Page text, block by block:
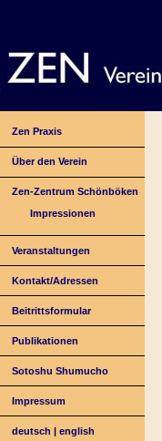
Zen Praxis
Über den Verein
Zen-Zentrum Schönböken
Impressionen
Veranstaltungen
Kontakt/Adressen
Beitrittsformular
Publikationen
Sotoshu Shumucho
Impressum
deutsch |english